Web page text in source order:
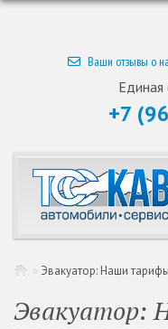
Ваши отзывы о
Единая
+7
» Эвакуатор: Наши тарифы
Эвакуатор: